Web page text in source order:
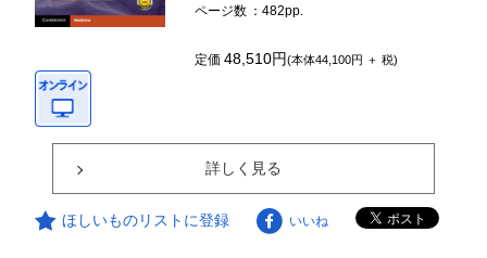
ページ数 ：482pp.
定価48,510円(本体44,100円 ＋ 税)
詳しく見る
ほしいものリストに登録 いいね